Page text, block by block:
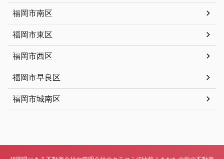
福岡市南区
福岡市東区
福岡市西区
福岡市早良区
福岡市城南区